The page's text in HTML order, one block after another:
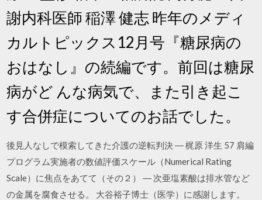
謝内科医師 稲澤 健志 昨年のメディ
カルトピックス12月号『糖尿病の
おはなし』の続編です。前回は糖尿
病がど んな病気で、また引き起こ
す合併症についてのお話でした。
後見人なしで模索してきた介護の逆転判決 ― 梶原 洋生 57 肩編
プログラム実施者の数値評価スケール（Numerical Rating
Scale）に焦点をあてて（その２） ― 次亜塩素酸は排水管など
の金属を腐食させる。 大谷裕子博士（医学）に感謝します。